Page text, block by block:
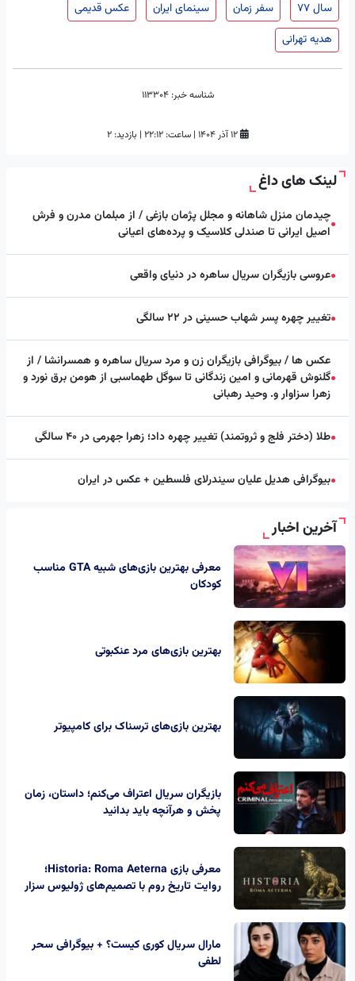
سال 77 سفر زمان سینمای ایران
عکس قدیمی
هدیه تهرانی
شناسه خبر: 113304
۱۲ آذر ۱۴۰۴ | ساعت: ۲۲:۱۲ | بازدید: 2
لینک های داغ
●چیدمان منزل شاهانه و مجلل پژمان بازغی / از مبلمان مدرن و فرش
اصیل ایرانی تا صندلی کلاسیک و پرده‌های اعیانی
●عروسی بازیگران سریال ساهره در دنیای واقعی
●تغییر چهره پسر شهاب حسینی در ۲۲ سالگی
●
عکس ها / بیوگرافی بازیگران زن و مرد سریال ساهره و همسرانشا / از
گلنوش قهرمانی و امین زندگانی تا سوگل طهماسبی از هومن برق نورد و
زهرا سزاوار و. وحید رهبانی
●طلا (دختر فلج و ثروتمند) تغییر چهره داد؛ زهرا جهرمی در ۴۰ سالگی
●بیوگرافی هدیل علیان سیندرلای فلسطین + عکس در ایران
آخرین اخبار
معرفی بهترین بازی‌های شبیه GTA مناسب
کودکان
بهترین بازی‌های مرد عنکبوتی
بهترین بازی‌های ترسناک برای کامپیوتر
بازیگران سریال اعتراف می‌کنم؛ داستان، زمان
پخش و هرآنچه باید بدانید
معرفی بازی Historia: Roma Aeterna؛
روایت تاریخ روم با تصمیم‌های ژولیوس سزار
مارال سریال کوری کیست؟ + بیوگرافی سحر
لطفی